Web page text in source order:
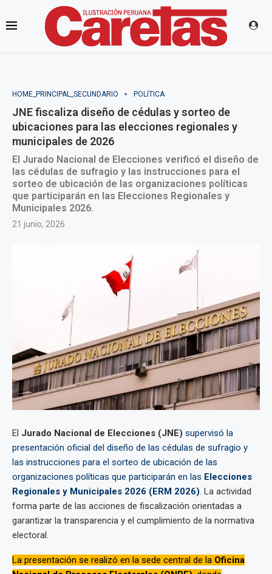
HOME_PRINCIPAL_SECUNDARIO POLÍTICA
JNE fiscaliza diseño de cédulas y sorteo de
ubicaciones para las elecciones regionales y
municipales de 2026
El Jurado Nacional de Elecciones verificó el diseño de
las cédulas de sufragio y las instrucciones para el
sorteo de ubicación de las organizaciones políticas
que participarán en las Elecciones Regionales y
Municipales 2026.
21 junio, 2026
El Jurado Nacional de Elecciones (JNE) supervisó la
presentación oficial del diseño de las cédulas de sufragio y
las instrucciones para el sorteo de ubicación de las
organizaciones políticas que participarán en las Elecciones
Regionales y Municipales 2026 (ERM 2026). La actividad
forma parte de las acciones de fiscalización orientadas a
garantizar la transparencia y el cumplimiento de la normativa
electoral.
La presentación se realizó en la sede central de la Oficina